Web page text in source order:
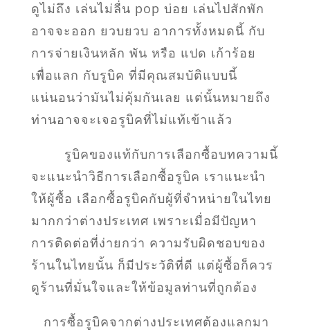
ดูไม่ถึง เล่นไม่ลื่น pop บ่อย เล่นไปสักพัก
อาจจะออก ยวบยวบ อาการทั้งหมดนี้ กับ
การจ่ายเงินหลัก พัน หรือ แปด เก้าร้อย
เพื่อแลก กับรูบิค ที่มีคุณสมบัติแบบนี้
แน่นอนว่ามันไม่คุ้มกันเลย แต่นั้นหมายถึง
ท่านอาจจะเจอรูบิคที่ไม่แท้เข้าแล้ว
รูบิคของแท้กับการเลือกซื้อบทความนี้
จะแนะนำวิธีการเลือกซื้อรูบิค เราแนะนำ
ให้ผู้ซื้อ เลือกซื้อรูบิคกับผู้ที่จำหน่ายในไทย
มากกว่าต่างประเทศ เพราะเมื่อมีปัญหา
การติดต่อที่ง่ายกว่า ความรับผิดชอบของ
ร้านในไทยนั้น ก็มีประวัติที่ดี แต่ผู้ซื้อก็ควร
ดูร้านที่มั่นใจและให้ข้อมูลท่านที่ถูกต้อง
การซื้อรูบิคจากต่างประเทศต้องแลกมา